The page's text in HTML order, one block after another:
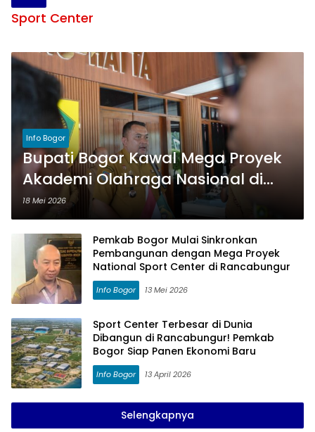
Sport Center
Info Bogor
Bupati Bogor Kawal Mega Proyek
Akademi Olahraga Nasional di
Rancabungur, Digadang Jadi
Sports Center Terbesar di Dunia
18 Mei 2026
Pemkab Bogor Mulai Sinkronkan
Pembangunan dengan Mega Proyek
National Sport Center di Rancabungur
Info Bogor 13 Mei 2026
Sport Center Terbesar di Dunia
Dibangun di Rancabungur! Pemkab
Bogor Siap Panen Ekonomi Baru
Info Bogor 13 April 2026
Selengkapnya